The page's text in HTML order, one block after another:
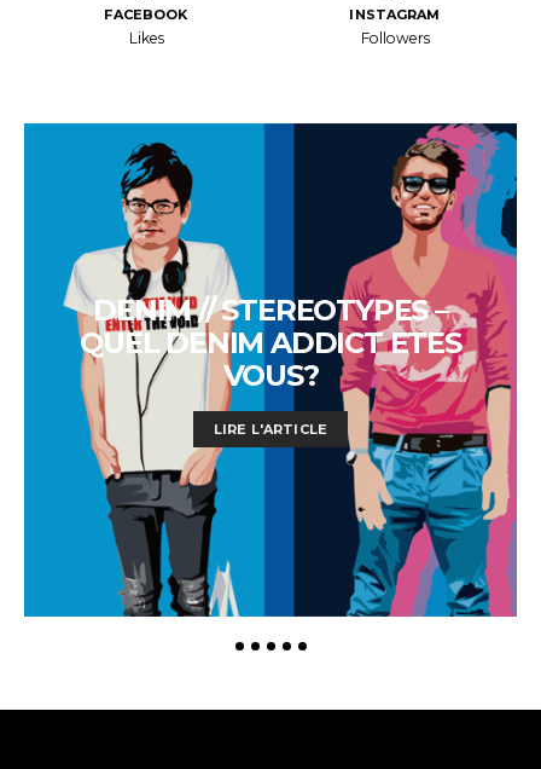
FACEBOOK
Likes
INSTAGRAM
Followers
DENIM // STEREOTYPES –
QUEL DENIM ADDICT ETES
VOUS?
LIRE L'ARTICLE